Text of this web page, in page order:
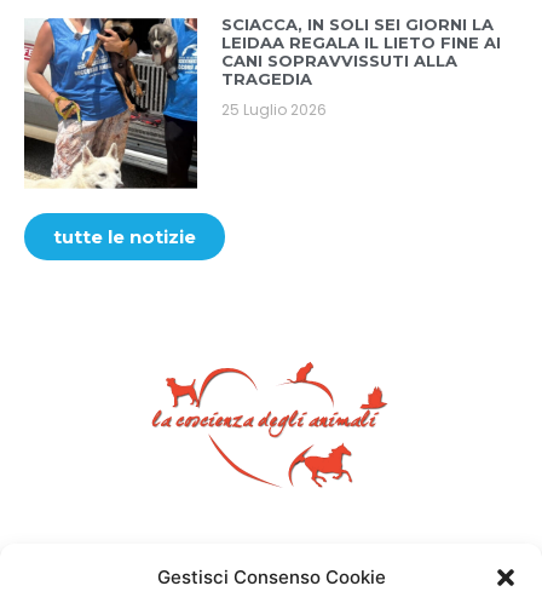
Gestisci Consenso Cookie
SCIACCA, IN SOLI SEI GIORNI LA
LEIDAA REGALA IL LIETO FINE AI
CANI SOPRAVVISSUTI ALLA
TRAGEDIA
25 Luglio 2026
tutte le notizie